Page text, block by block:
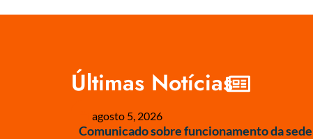
Últimas Notícias
agosto 5, 2026
Comunicado sobre funcionamento da